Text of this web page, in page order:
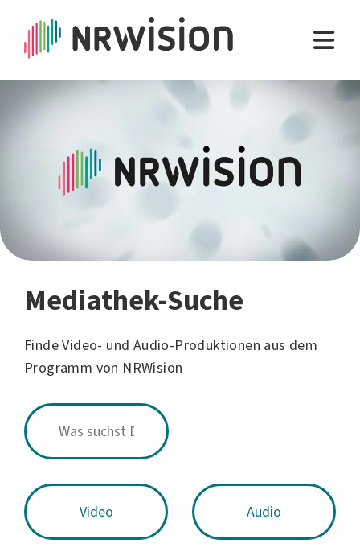
Mediathek-Suche
Finde Video- und Audio-Produktionen aus dem
Programm von NRWision
Video Audio